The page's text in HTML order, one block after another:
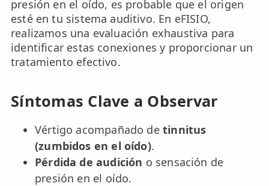
presión en el oído, es probable que el origen
esté en tu sistema auditivo. En eFISIO,
realizamos una evaluación exhaustiva para
identificar estas conexiones y proporcionar un
tratamiento efectivo.
Síntomas Clave a Observar
Vértigo acompañado de tinnitus
(zumbidos en el oído).
Pérdida de audición o sensación de
presión en el oído.